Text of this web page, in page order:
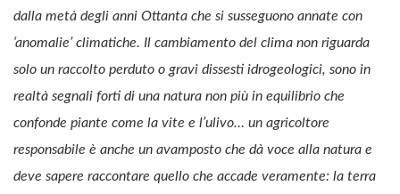
dalla metà degli anni Ottanta che si susseguono annate con
‘anomalie’ climatiche. Il cambiamento del clima non riguarda
solo un raccolto perduto o gravi dissesti idrogeologici, sono in
realtà segnali forti di una natura non più in equilibrio che
confonde piante come la vite e l’ulivo… un agricoltore
responsabile è anche un avamposto che dà voce alla natura e
deve sapere raccontare quello che accade veramente: la terra